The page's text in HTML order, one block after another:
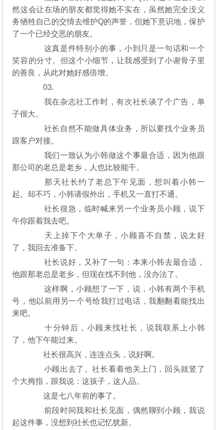
然这会让在场的朋友都觉得她不实在，虽然她完全没义
务牺牲自己的交情去维护Q的声誉，但她下意识地，保护
了一个已经交恶的朋友。
这真是件特别小的事，小到只是一句话和一个
笑容的分寸。但这个小细节，让我感受到了小谢骨子里
的善良，从此对她好感倍增。
03.
我在杂志社工作时，有次社长谈了个广告，单
子很大。
社长自然不能做具体业务，所以要找个业务员
跟客户对接。
我们一致认为小韩做这个事最合适，因为他跟
那公司的老总是老乡，人也比较能干。
那天社长约了老总下午见面，想叫着小韩一
起。却不巧，小韩请假外出，手机又一直打不通。
社长很急，临时喊来另一个业务员小顾，说下
午你跟着我去吧。
天上掉下个大单子，小顾喜不自禁，说太好
了，我回去准备下。
社长说好，又补了一句：本来小韩去最合适，
他跟那老总是老乡，但现在找不到他，没办法了。
这样啊，小顾想了一下，说，小韩有两个手机
号，他以前用另一个号给我打过电话，我翻翻看能找出
来吧。
十分钟后，小顾来找社长，说我联系上小韩
了，他下午能过来。
社长很高兴，连连点头，说好啊。
小顾出去了。社长看着他关上门，回头就竖了
个大拇指，跟我说：这孩子，这人品。
这是七八年前的事了。
前段时间我和社长见面，偶然聊到小顾，我说
起这件事，没想到社长也记忆犹新。